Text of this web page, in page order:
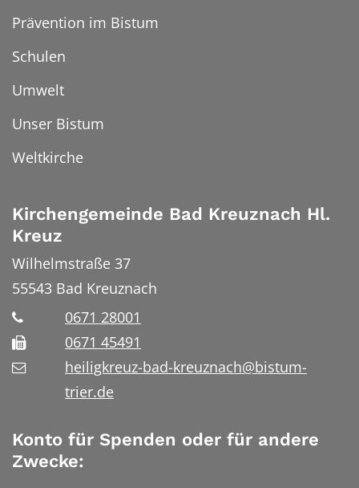
Prävention im Bistum
Schulen
Umwelt
Unser Bistum
Weltkirche
Kirchengemeinde Bad Kreuznach Hl.
Kreuz
Wilhelmstraße 37
55543 Bad Kreuznach
0671 28001
0671 45491
heiligkreuz-bad-kreuznach@bistum-
trier.de
Konto für Spenden oder für andere
Zwecke: